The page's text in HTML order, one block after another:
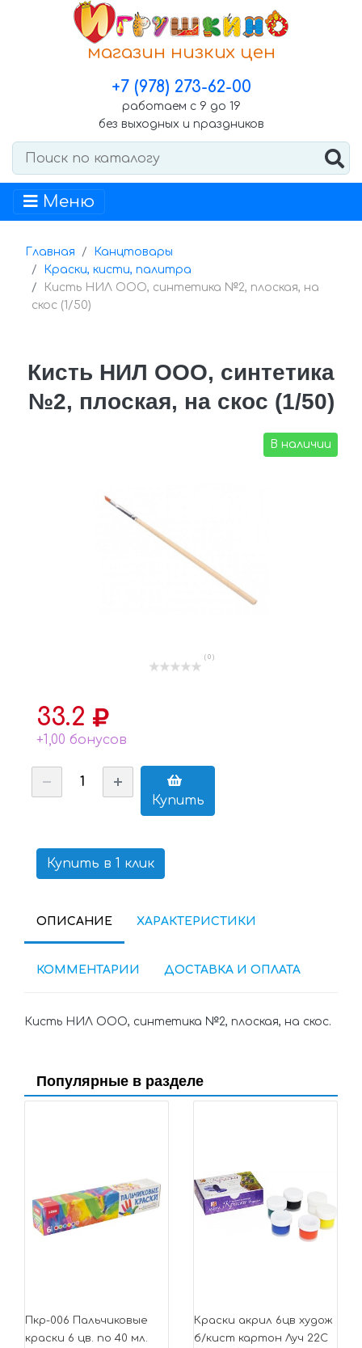
магазин низких цен
+7 (978) 273-62-00
работаем с 9 до 19
без выходных и праздников
Меню
Главная
Канцтовары
Краски, кисти, палитра
Кисть НИЛ ООО, синтетика №2, плоская, на
скос (1/50)
Кисть НИЛ ООО, синтетика
№2, плоская, на скос (1/50)
В наличии
( 0 )
33.2
+1,00 бонусов
Купить
Купить в 1 клик
ОПИСАНИЕ ХАРАКТЕРИСТИКИ
КОММЕНТАРИИ ДОСТАВКА И ОПЛАТА
Кисть НИЛ ООО, синтетика №2, плоская, на скос.
Популярные в разделе
Пкр-006 Пальчиковые
краски 6 цв. по 40 мл.
Краски акрил 6цв худож
б/кист картон Луч 22С